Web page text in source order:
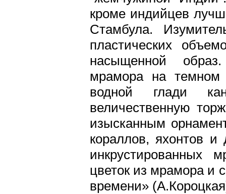
кроме индийцев
Стамбула.
пластических
насыщенной
мрамора на темном
водной глади
величественную
изысканным
кораллов, яхонтов и
инкрустированных
цветок из мрамора и
времени»